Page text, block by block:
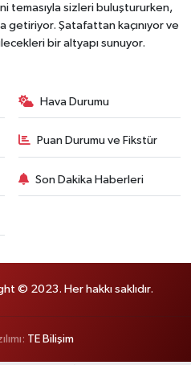
temasıyla sizleri buluştururken,
getiriyor. Şatafattan kaçınıyor ve
bir altyapı sunuyor.
Hava Durumu
Puan Durumu ve Fikstür
Son Dakika Haberleri
© 2023. Her hakkı saklıdır.
TE Bilişim